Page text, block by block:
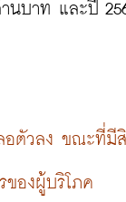
นบาท และปี
อตัวลง ขณะที่มี
ของผู้บริโภค